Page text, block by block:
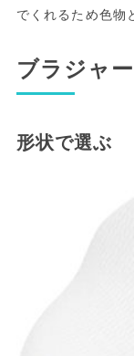
でくれるため色物
ブラジャ
形状で選ぶ